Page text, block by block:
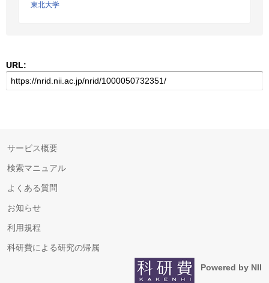
東北大学
URL:
サービス概要
検索マニュアル
よくある質問
お知らせ
利用規程
科研費による研究の帰属
Powered by NII